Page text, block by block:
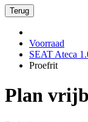
Terug
Voorraad
SEAT Ateca
Proefrit
Plan